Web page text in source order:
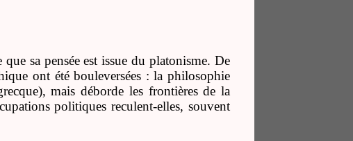
sa pensée est issue du platonisme. De
ont été bouleversées : la philosophie
mais déborde les frontières de la
politiques reculent-elles, souvent